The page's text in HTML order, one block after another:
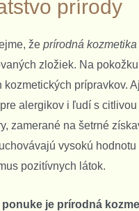
prírody
že prírodná kozmetika
zložiek. Na
kozmetických prípravkov.
alergikov i ľudí s
zamerané na šetrné
vysokú
pozitívnych látok.
ponuke je prírodná